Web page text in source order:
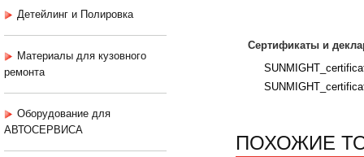
Детейлинг и Полировка
Материалы для кузовного
ремонта
Оборудование для
АВТОСЕРВИСА
Сертификаты и
ПОХОЖИЕ